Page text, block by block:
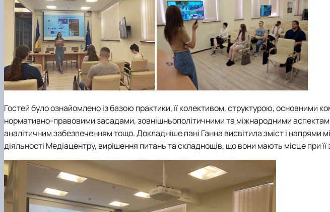
Гостей було ознайомлено із базою практики, її колективом, структурою, основними
нормативно-правовими засадами, зовнішньополітичними та міжнародними
аналітичним забезпеченням тощо. Докладніше пані Ганна висвітила зміст і напрями
діяльності Медіацентру, вирішення питань та складнощів, що вони мають місце при її